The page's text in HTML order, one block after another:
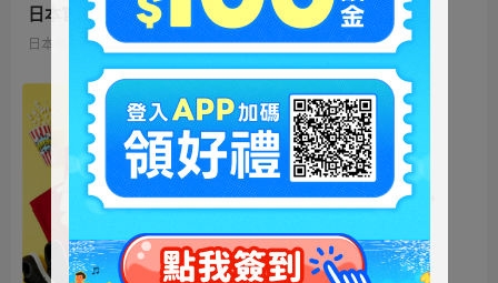
日本官方迪士尼商城
日本地區限定販售的迪士尼商品 多種品類、角色商品供您挑選
ミッキー ファートート
2WAY Fur Tote
4,500円
NT973
ベイマックス ぬいぐるみ
うるぽちゃちゃん
1,300円
NT281